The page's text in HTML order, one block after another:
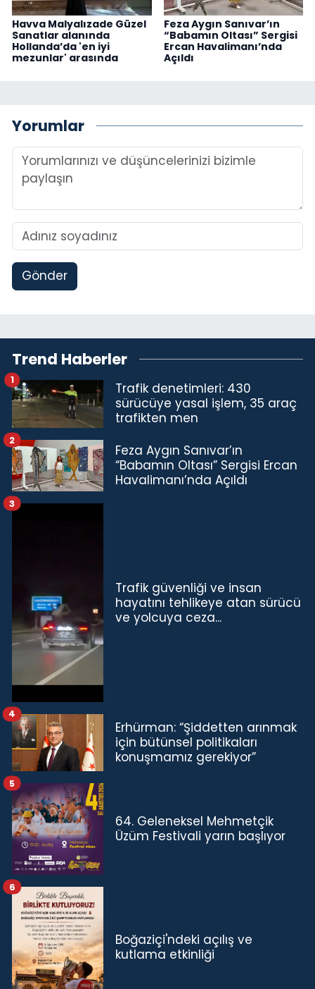
Havva Malyalızade Güzel
Sanatlar alanında
Hollanda’da 'en iyi
mezunlar' arasında
Feza Aygın Sanıvar’ın
“Babamın Oltası” Sergisi
Ercan Havalimanı’nda
Açıldı
Yorumlar
Gönder
Trend Haberler
Trafik denetimleri: 430
sürücüye yasal işlem, 35 araç
trafikten men
1
Feza Aygın Sanıvar’ın
“Babamın Oltası” Sergisi Ercan
Havalimanı’nda Açıldı
2
Trafik güvenliği ve insan
hayatını tehlikeye atan sürücü
ve yolcuya ceza...
3
Erhürman: “Şiddetten arınmak
için bütünsel politikaları
konuşmamız gerekiyor”
4
64. Geleneksel Mehmetçik
Üzüm Festivali yarın başlıyor
5
Boğaziçi'ndeki açılış ve
kutlama etkinliği
6